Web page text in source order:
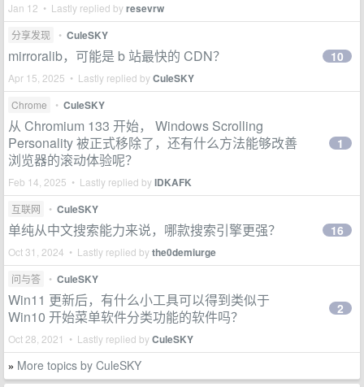
Jan 12 • Lastly replied byresevrw
分享发现 • CuleSKY
mirroralib，可能是 b 站最快的 CDN？
Apr 15, 2025 • Lastly replied byCuleSKY
10
Chrome • CuleSKY
从 Chromium 133 开始， Windows Scrolling
Personality 被正式移除了，还有什么方法能够改善
浏览器的滚动体验呢？
Feb 14, 2025 • Lastly replied byIDKAFK
1
互联网 • CuleSKY
单纯从中文搜索能力来说，哪款搜索引擎更强？
Oct 31, 2024 • Lastly replied bythe0demiurge
16
问与答 • CuleSKY
Win11 更新后，有什么小工具可以得到类似于
Win10 开始菜单软件分类功能的软件吗？
Oct 28, 2021 • Lastly replied byCuleSKY
2
» More topics by CuleSKY